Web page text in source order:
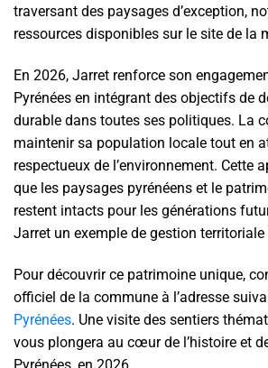
traversant des paysages d’exception,
ressources disponibles sur le site de la
En 2026, Jarret renforce son
Pyrénées en intégrant des objectifs de
durable dans toutes ses politiques. La
maintenir sa population locale tout en
respectueux de l’environnement. Cette
que les paysages pyrénéens et le
restent intacts pour les générations
Jarret un exemple de gestion territoriale
Pour découvrir ce patrimoine unique,
officiel de la commune à l’adresse
Pyrénées. Une visite des sentiers
vous plongera au cœur de l’histoire et
Pyrénées, en 2026.